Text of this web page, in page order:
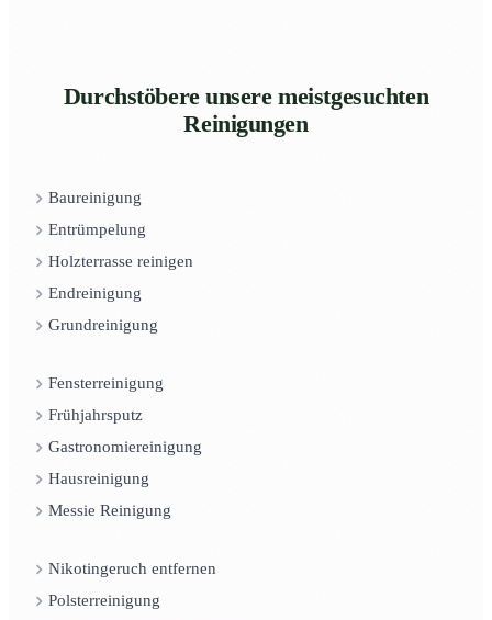
Durchstöbere unsere meistgesuchten
Reinigungen
Baureinigung
Entrümpelung
Holzterrasse reinigen
Endreinigung
Grundreinigung
Fensterreinigung
Frühjahrsputz
Gastronomiereinigung
Hausreinigung
Messie Reinigung
Nikotingeruch entfernen
Polsterreinigung